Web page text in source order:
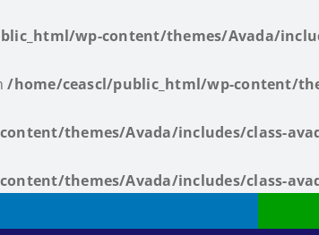
wp-content/themes/Avada/
/home/ceascl/public_html/wp-content/
themes/Avada/includes/class-
themes/Avada/includes/class-